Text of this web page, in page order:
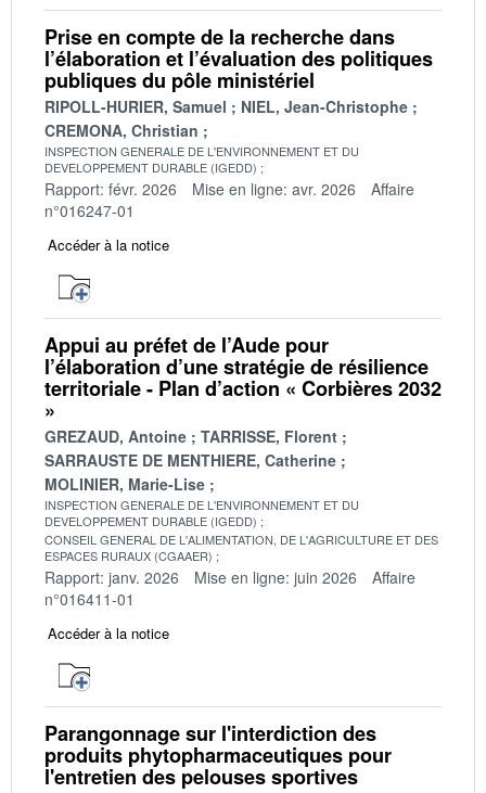
Prise en compte de la recherche dans
l’élaboration et l’évaluation des politiques
publiques du pôle ministériel
RIPOLL-HURIER, Samuel
NIEL, Jean-Christophe
CREMONA, Christian
INSPECTION GENERALE DE L'ENVIRONNEMENT ET DU
DEVELOPPEMENT DURABLE (IGEDD)
Rapport: févr. 2026 Mise en ligne: avr. 2026
Affaire
n°016247-01
Accéder à la notice
Appui au préfet de l’Aude pour
l’élaboration d’une stratégie de résilience
territoriale - Plan d’action « Corbières 2032
»
GREZAUD, Antoine
TARRISSE, Florent
SARRAUSTE DE MENTHIERE, Catherine
MOLINIER, Marie-Lise
INSPECTION GENERALE DE L'ENVIRONNEMENT ET DU
DEVELOPPEMENT DURABLE (IGEDD)
CONSEIL GENERAL DE L'ALIMENTATION, DE L'AGRICULTURE ET DES
ESPACES RURAUX (CGAAER)
Rapport: janv. 2026 Mise en ligne: juin 2026
Affaire
n°016411-01
Accéder à la notice
Parangonnage sur l'interdiction des
produits phytopharmaceutiques pour
l'entretien des pelouses sportives